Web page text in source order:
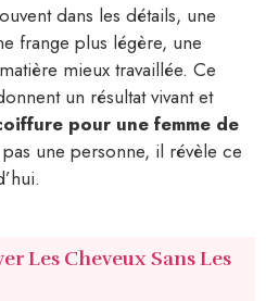
dans les détails, une
frange plus légère, une
mieux travaillée. Ce
un résultat vivant et
pour une femme de
une personne, il révèle ce
Les Cheveux Sans Les